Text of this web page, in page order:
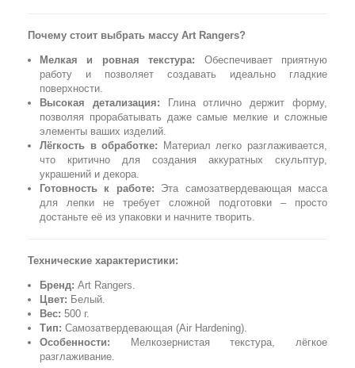
Почему стоит выбрать массу Art Rangers?
Мелкая и ровная текстура: Обеспечивает приятную
работу и позволяет создавать идеально гладкие
поверхности.
Высокая детализация: Глина отлично держит форму,
позволяя прорабатывать даже самые мелкие и сложные
элементы ваших изделий.
Лёгкость в обработке: Материал легко разглаживается,
что критично для создания аккуратных скульптур,
украшений и декора.
Готовность к работе: Эта самозатвердевающая масса
для лепки не требует сложной подготовки – просто
достаньте её из упаковки и начните творить.
Технические характеристики:
Бренд: Art Rangers.
Цвет: Белый.
Вес: 500 г.
Тип: Самозатвердевающая (Air Hardening).
Особенности: Мелкозернистая текстура, лёгкое
разглаживание.